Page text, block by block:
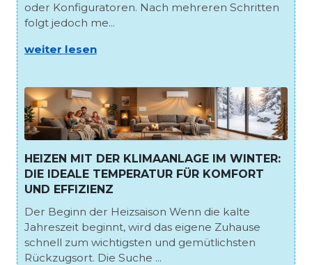
oder Konfiguratoren. Nach mehreren Schritten
folgt jedoch me...
weiter lesen
HEIZEN MIT DER KLIMAANLAGE IM WINTER:
DIE IDEALE TEMPERATUR FÜR KOMFORT
UND EFFIZIENZ
Der Beginn der Heizsaison Wenn die kalte
Jahreszeit beginnt, wird das eigene Zuhause
schnell zum wichtigsten und gemütlichsten
Rückzugsort. Die Suche ...